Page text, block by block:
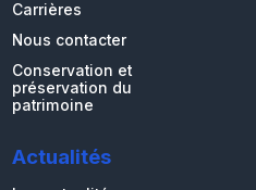
Carrières
Nous contacter
Conservation et
préservation du
patrimoine
Actualités